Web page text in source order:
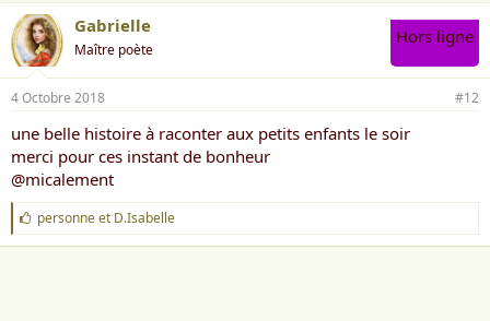
Gabrielle
Maître poète
Hors ligne
4 Octobre 2018 #12
une belle histoire à raconter aux petits enfants le soir
merci pour ces instant de bonheur
@micalement
J
'
a
personneet D.Isabelle